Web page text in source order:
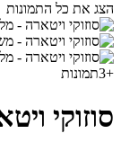
הצג את כל התמונות
+
3תמונות
סוזוקי